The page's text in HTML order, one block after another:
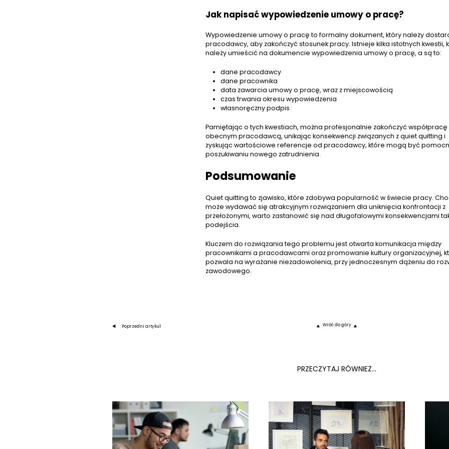
Jak napisać wypowiedzenie umowy o pracę?
Wypowiedzenie umowy o pracę to formalny dokument, który należy
pracodawcy, aby zakończyć stosunek pracy. Istnieje kilka istotnych kwestii,
należy umieścić na dokumencie wypowiedzenia umowy o pracę, a są to:
dane pracodawcy
dane pracownika
data zawarcia umowy o pracę, wraz z miejscowością
czas trwania okresu wypowiedzenia
własnoręczny podpis
Pamiętając o tych kwestiach, można profesjonalnie zakończyć współpracę
obecnym pracodawcą, unikając konsekwencji związanych z quiet quitting i
zyskując wartościowe referencje od pracodawcy, które mogą być
poszukiwaniu nowego zatrudnienia.
Podsumowanie
Quiet quitting to zjawisko, które zdobywa popularność w świecie pracy.
może wydawać się atrakcyjnym rozwiązaniem dla uniknięcia konfrontacji z
przełożonymi, warto zastanowić się nad długofalowymi konsekwencjami
podejścia.
Kluczem do rozwiązania tego problemu jest otwarta komunikacja między
pracownikami a pracodawcami oraz promowanie kultury organizacyjnej,
pozwala na wyrażanie niezadowolenia, przy jednoczesnym dążeniu do
zawodowego.
Poprzedni artykuł Wróć do góry
PRZECZYTAJ RÓWNIEŻ...